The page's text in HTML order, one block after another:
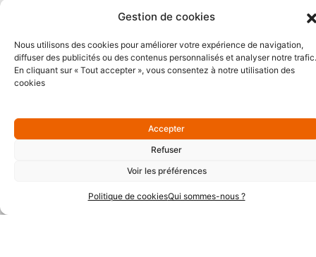
Gestion de cookies
Nous utilisons des cookies pour améliorer votre expérience de navigation,
diffuser des publicités ou des contenus personnalisés et analyser notre trafic.
En cliquant sur « Tout accepter », vous consentez à notre utilisation des
cookies
Accepter
Refuser
Voir les préférences
Politique de cookiesQui sommes-nous ?